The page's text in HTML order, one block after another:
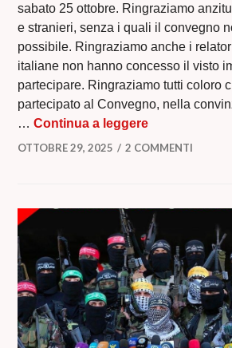
sabato 25 ottobre. Ringraziamo
e stranieri, senza i quali il convegno
possibile. Ringraziamo anche i
italiane non hanno concesso il visto
partecipare. Ringraziamo tutti coloro
partecipato al Convegno, nella
…Continua a leggereI SALUTI DI
OTTOBRE 29, 2025 2 COMMENTI